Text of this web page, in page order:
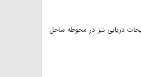
دریایی نیز در محوطه ساحل